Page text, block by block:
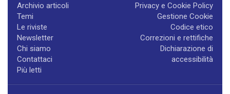
Archivio articoli
Temi
Le riviste
Newsletter
Chi siamo
Contattaci
Più letti
Privacy e Cookie Policy
Gestione Cookie
Codice etico
Correzioni e rettifiche
Dichiarazione di
accessibilità